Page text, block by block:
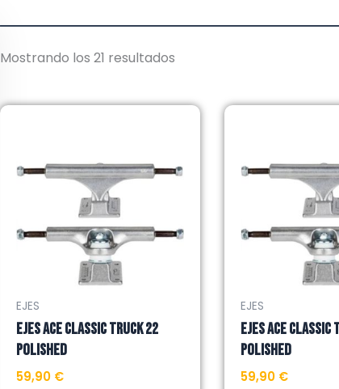
Mostrando los 21 resultados
EJES
EJES ACE CLASSIC TRUCK 22
POLISHED
59,90 €
EJES
EJES ACE CLASSIC
POLISHED
59,90 €